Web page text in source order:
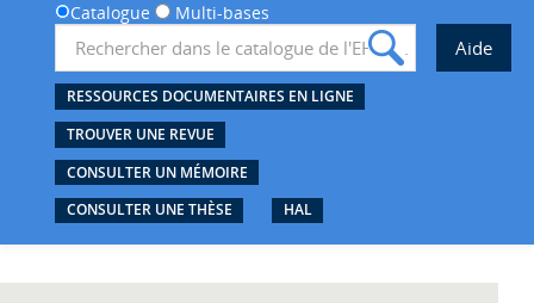
Catalogue Multi-bases
RESSOURCES DOCUMENTAIRES EN LIGNE
TROUVER UNE REVUE
CONSULTER UN MÉMOIRE
CONSULTER UNE THÈSE
HAL